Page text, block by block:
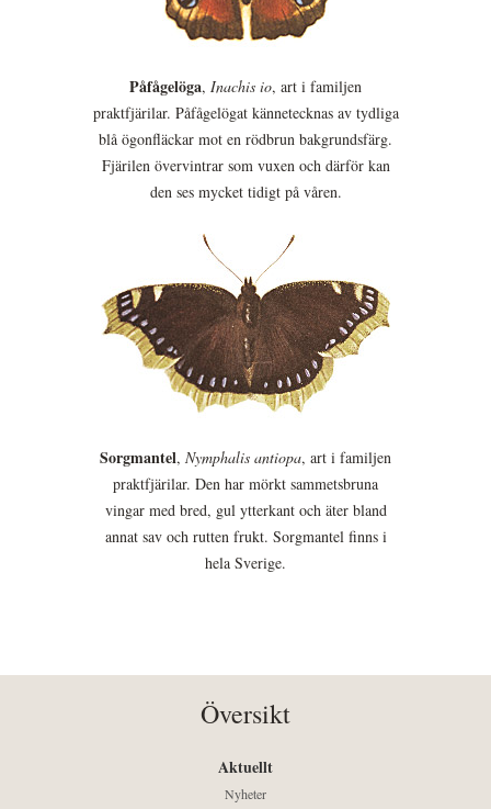
Påfågelöga, Inachis io, art i familjen
praktfjärilar. Påfågelögat kännetecknas av tydliga
blå ögonfläckar mot en rödbrun bakgrundsfärg.
Fjärilen övervintrar som vuxen och därför kan
den ses mycket tidigt på våren.
Sorgmantel, Nymphalis antiopa, art i familjen
praktfjärilar. Den har mörkt sammetsbruna
vingar med bred, gul ytterkant och äter bland
annat sav och rutten frukt. Sorgmantel finns i
hela Sverige.
Översikt
Aktuellt
Nyheter